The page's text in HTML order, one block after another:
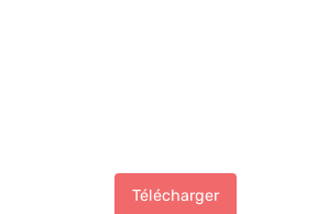
Télécharger